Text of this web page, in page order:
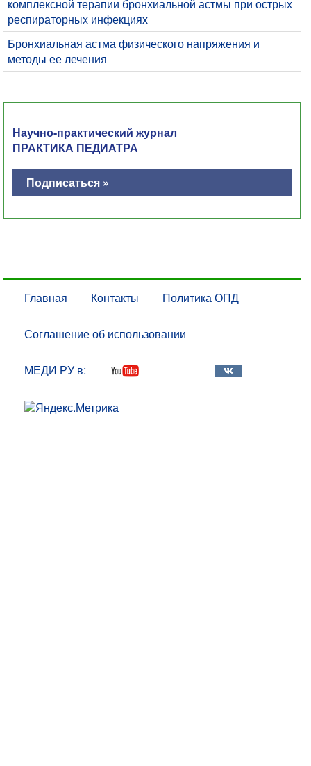
комплексной терапии бронхиальной астмы при острых
респираторных инфекциях
Бронхиальная астма физического напряжения и
методы ее лечения
Научно-практический журнал
ПРАКТИКА ПЕДИАТРА
Подписаться »
Главная Контакты Политика ОПД
Соглашение об использовании
МЕДИ РУ в: